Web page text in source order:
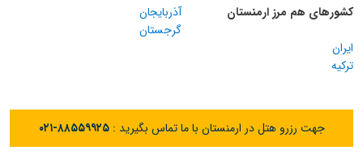
کشورهای هم مرز ارمنستان
آذربایجان
گرجستان
ایران
ترکیه
جهت رزرو هتل در ارمنستان با ما تماس بگیرید :۰۲۱-۸۸۵۵۹۹۲۵